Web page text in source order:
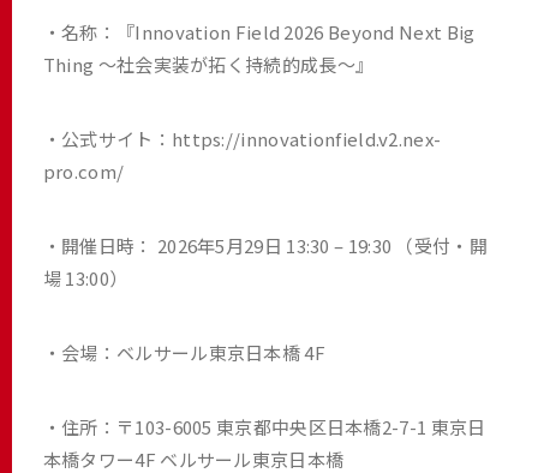
・名称：『Innovation Field 2026 Beyond Next Big
Thing ～社会実装が拓く持続的成長～』
・公式サイト： https://innovationfield.v2.nex-
pro.com/
・開催日時： 2026年5月29日 13:30 – 19:30 （受付・開
場 13:00）
・会場：ベルサール東京日本橋 4F
・住所：〒103-6005 東京都中央区日本橋2-7-1 東京日
本橋タワー4F ベルサール東京日本橋